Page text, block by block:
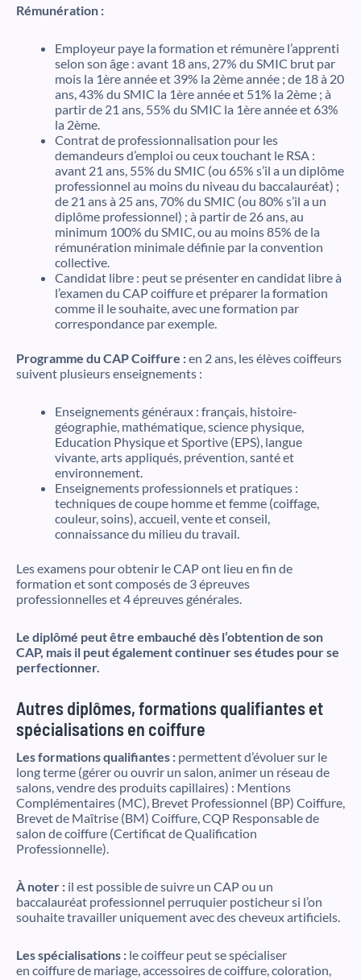
Rémunération :
Employeur paye la formation et rémunère l’apprenti
selon son âge : avant 18 ans, 27% du SMIC brut par
mois la 1ère année et 39% la 2ème année ; de 18 à 20
ans, 43% du SMIC la 1ère année et 51% la 2ème ; à
partir de 21 ans, 55% du SMIC la 1ère année et 63%
la 2ème.
Contrat de professionnalisation pour les
demandeurs d’emploi ou ceux touchant le RSA :
avant 21 ans, 55% du SMIC (ou 65% s’il a un diplôme
professionnel au moins du niveau du baccalauréat) ;
de 21 ans à 25 ans, 70% du SMIC (ou 80% s’il a un
diplôme professionnel) ; à partir de 26 ans, au
minimum 100% du SMIC, ou au moins 85% de la
rémunération minimale définie par la convention
collective.
Candidat libre : peut se présenter en candidat libre à
l’examen du CAP coiffure et préparer la formation
comme il le souhaite, avec une formation par
correspondance par exemple.
Programme du CAP Coiffure :en 2 ans, les élèves coiffeurs
suivent plusieurs enseignements :
Enseignements généraux : français, histoire-
géographie, mathématique, science physique,
Education Physique et Sportive (EPS), langue
vivante, arts appliqués, prévention, santé et
environnement.
Enseignements professionnels et pratiques :
techniques de coupe homme et femme (coiffage,
couleur, soins), accueil, vente et conseil,
connaissance du milieu du travail.
Les examens pour obtenir le CAP ont lieu en fin de
formation et sont composés de 3 épreuves
professionnelles et 4 épreuves générales.
Le diplômé peut être embauché dès l’obtention de son
CAP, mais il peut également continuer ses études pour se
perfectionner.
Autres diplômes, formations qualifiantes et
spécialisations en coiffure
Les formations qualifiantes : permettent d’évoluer sur le
long terme (gérer ou ouvrir un salon, animer un réseau de
salons, vendre des produits capillaires) : Mentions
Complémentaires (MC), Brevet Professionnel (BP) Coiffure,
Brevet de Maîtrise (BM) Coiffure, CQP Responsable de
salon de coiffure (Certificat de Qualification
Professionnelle).
À noter : il est possible de suivre un CAP ou un
baccalauréat professionnel perruquier posticheur si l’on
souhaite travailler uniquement avec des cheveux artificiels.
Les spécialisations : le coiffeur peut se spécialiser
en coiffure de mariage, accessoires de coiffure, coloration,